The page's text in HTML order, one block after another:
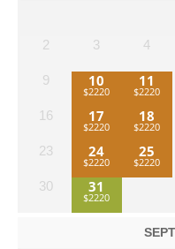
2 3 4
9 10 11
16 17 18
23 24 25
30 31